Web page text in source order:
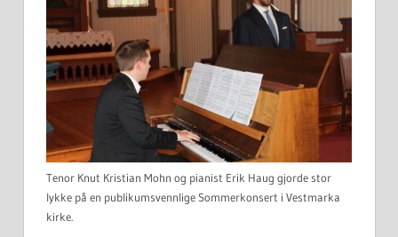
Tenor Knut Kristian Mohn og pianist Erik Haug gjorde stor
lykke på en publikumsvennlige Sommerkonsert i Vestmarka
kirke.